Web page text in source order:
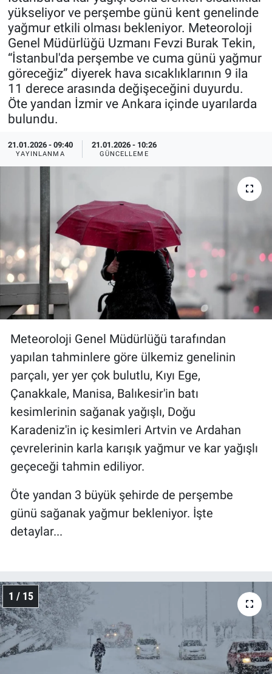
yükseliyor ve perşembe günü kent genelinde
yağmur etkili olması bekleniyor. Meteoroloji
Genel Müdürlüğü Uzmanı Fevzi Burak Tekin,
“İstanbul'da perşembe ve cuma günü yağmur
göreceğiz” diyerek hava sıcaklıklarının 9 ila
11 derece arasında değişeceğini duyurdu.
Öte yandan İzmir ve Ankara içinde uyarılarda
bulundu.
21.01.2026 - 09:40
YAYINLANMA
21.01.2026 - 10:26
GÜNCELLEME
Meteoroloji Genel Müdürlüğü tarafından
yapılan tahminlere göre ülkemiz genelinin
parçalı, yer yer çok bulutlu, Kıyı Ege,
Çanakkale, Manisa, Balıkesir'in batı
kesimlerinin sağanak yağışlı, Doğu
Karadeniz'in iç kesimleri Artvin ve Ardahan
çevrelerinin karla karışık yağmur ve kar yağışlı
geçeceği tahmin ediliyor.
Öte yandan 3 büyük şehirde de perşembe
günü sağanak yağmur bekleniyor. İşte
detaylar...
1 / 15
Özel Haberler
Yazarlar
Dünya
Medya
Özel Haberler
Kadın
Erişim Bilgileri
Sağlık
Teknoloji
Ramazan
Haber Arşivi